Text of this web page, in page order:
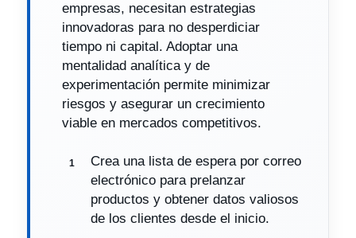
empresas, necesitan estrategias
innovadoras para no desperdiciar
tiempo ni capital. Adoptar una
mentalidad analítica y de
experimentación permite minimizar
riesgos y asegurar un crecimiento
viable en mercados competitivos.
Crea una lista de espera por correo
electrónico para prelanzar
productos y obtener datos valiosos
de los clientes desde el inicio.